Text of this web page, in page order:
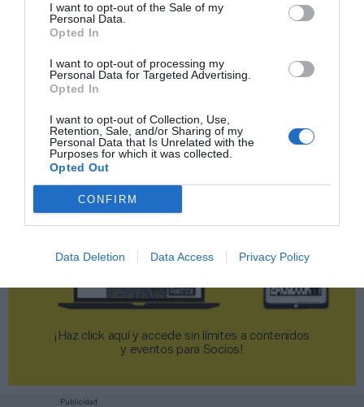
I want to opt-out of the Sale of my
Personal Data.
Opted In
I want to opt-out of processing my
Personal Data for Targeted Advertising.
Opted In
I want to opt-out of Collection, Use,
Retention, Sale, and/or Sharing of my
Personal Data that Is Unrelated with the
Purposes for which it was collected.
Opted Out
CONFIRM
Data Deletion Data Access Privacy Policy
Publicidad
2Playbook Club2P
¡Haz click aquí y accede sin límites a contenidos
y eventos para Socios!​​​​​​​
Publicidad